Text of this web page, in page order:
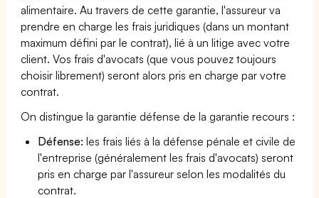
alimentaire. Au travers de cette garantie, l'assureur va
prendre en charge les frais juridiques (dans un montant
maximum défini par le contrat), lié à un litige avec votre
client. Vos frais d'avocats (que vous pouvez toujours
choisir librement) seront alors pris en charge par votre
contrat.
On distingue la garantie défense de la garantie recours :
Défense: les frais liés à la défense pénale et civile de
l'entreprise (généralement les frais d'avocats) seront
pris en charge par l'assureur selon les modalités du
contrat.